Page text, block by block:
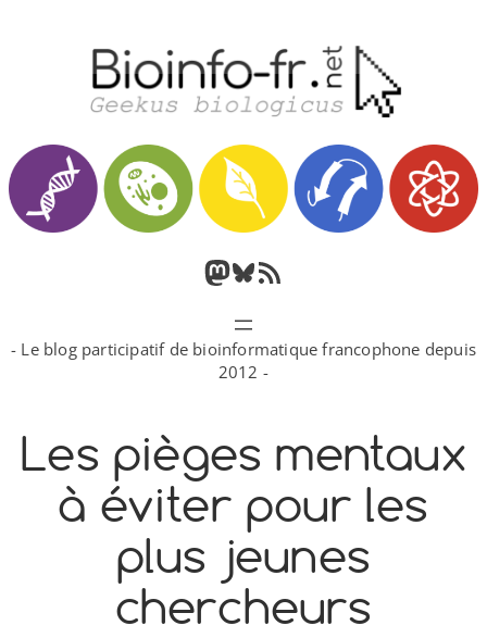
M
o
d
o
n
B
l
u
s
F
u
R
S
- Le blog participatif de bioinformatique francophone depuis
2012 -
Les pièges mentaux
à éviter pour les
plus jeunes
chercheurs